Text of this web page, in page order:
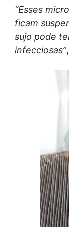
“Esses
ficam
sujo pode
infecciosas”